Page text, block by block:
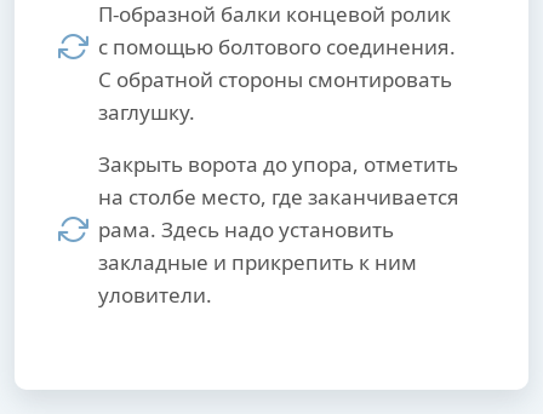
П-образной балки концевой ролик
с помощью болтового соединения.
С обратной стороны смонтировать
заглушку.
Закрыть ворота до упора, отметить
на столбе место, где заканчивается
рама. Здесь надо установить
закладные и прикрепить к ним
уловители.